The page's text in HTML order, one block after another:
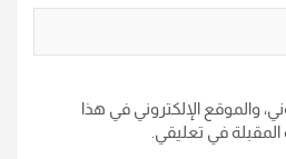
والموقع الإلكتروني في هذا
في تعليقي.